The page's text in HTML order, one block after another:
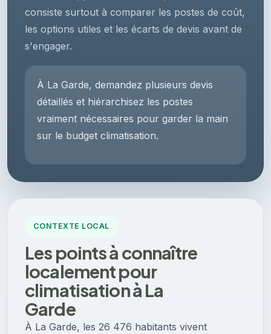
consiste surtout à comparer les postes de coût,
les options utiles et les écarts de devis avant de
s'engager.
À La Garde, demandez plusieurs devis
détaillés et hiérarchisez les postes
vraiment nécessaires pour garder la main
sur le budget climatisation.
CONTEXTE LOCAL
Les points à connaître
localement pour
climatisation à La
Garde
À La Garde, les 26 476 habitants vivent